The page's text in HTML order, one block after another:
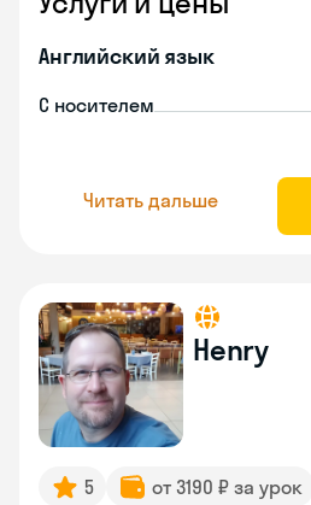
Английский язык
С носителем
Читать дальше
Henry
5 от 3190 ₽ за урок